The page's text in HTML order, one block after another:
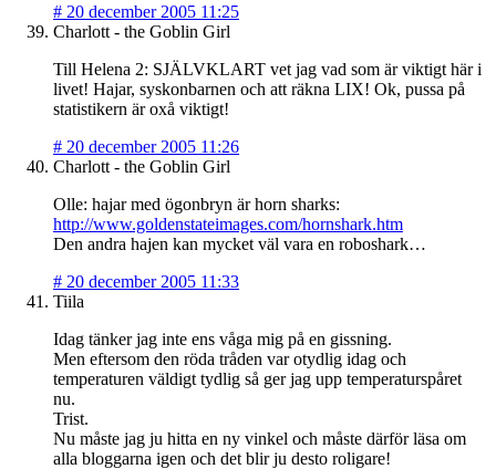
# 20 december 2005 11:25
Charlott - the Goblin Girl
Till Helena 2: SJÄLVKLART vet jag vad som är viktigt här i
livet! Hajar, syskonbarnen och att räkna LIX! Ok, pussa på
statistikern är oxå viktigt!
# 20 december 2005 11:26
Charlott - the Goblin Girl
Olle: hajar med ögonbryn är horn sharks:
http://www.goldenstateimages.com/hornshark.htm
Den andra hajen kan mycket väl vara en roboshark…
# 20 december 2005 11:33
Tiila
Idag tänker jag inte ens våga mig på en gissning.
Men eftersom den röda tråden var otydlig idag och
temperaturen väldigt tydlig så ger jag upp temperaturspåret
nu.
Trist.
Nu måste jag ju hitta en ny vinkel och måste därför läsa om
alla bloggarna igen och det blir ju desto roligare!